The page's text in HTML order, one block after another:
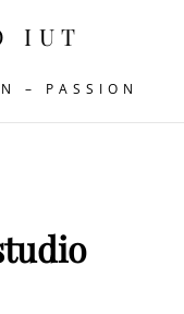
IUT
– PASSION